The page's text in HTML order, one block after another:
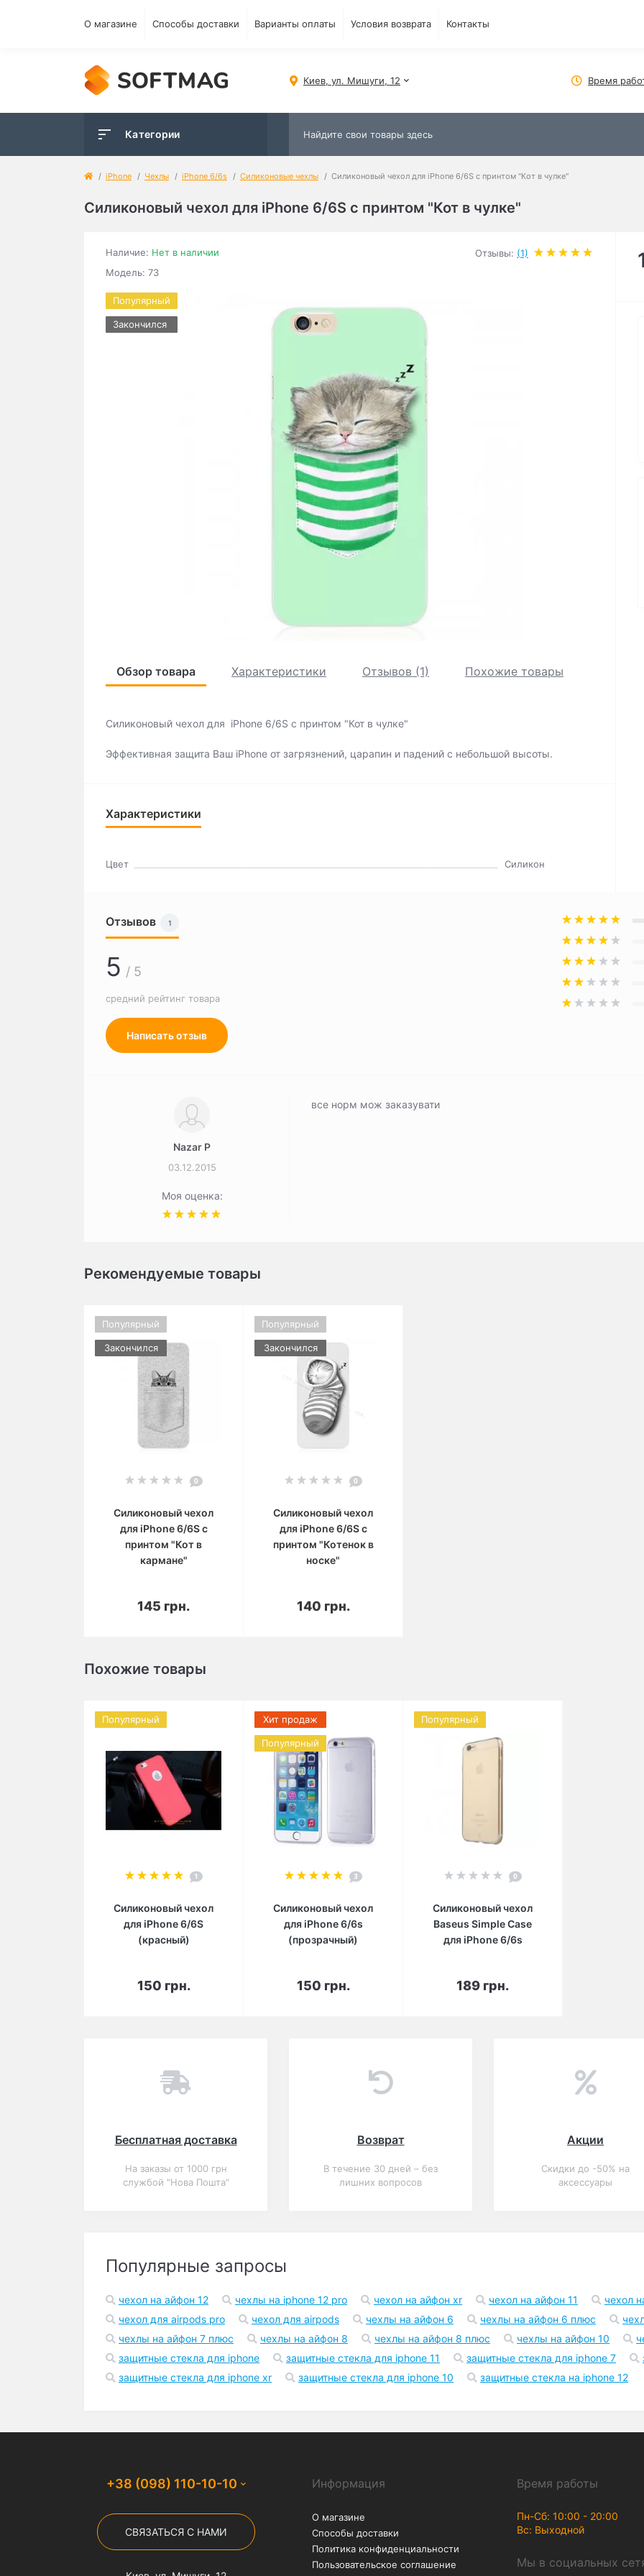
О магазине Способы доставки Варианты оплаты Условия возврата Контакты
Киев, ул. Мишуги, 12 Время
Категории
iPhone Чехлы iPhone 6/6s Силиконовые чехлы Силиконовый чехол для iPhone 6/6S с принтом "Кот в чулке"
Силиконовый чехол для iPhone 6/6S с принтом "Кот в чулке"
Наличие: Нет в наличии
Модель: 73
Отзывы: (1)
Популярный
Закончился
Обзор товара Характеристики Отзывов (1) Похожие товары
Силиконовый чехол для iPhone 6/6S с принтом "Кот в чулке"
Эффективная защита Ваш iPhone от загрязнений, царапин и падений с небольшой высоты.
Характеристики
Цвет Силикон
Отзывов 1
5 / 5
средний рейтинг товара
Написать отзыв
Nazar P
03.12.2015
Моя оценка:
все норм мож заказувати
Рекомендуемые товары
Популярный
Закончился
0
Силиконовый чехол
для iPhone 6/6S с
принтом "Кот в
кармане"
145 грн.
Популярный
Закончился
0
Силиконовый чехол
для iPhone 6/6S с
принтом "Котенок в
носке"
140 грн.
В корзину
Похожие товары
Популярный
1
Силиконовый чехол
для iPhone 6/6S
(красный)
150 грн.
В корзину
Хит продаж
Популярный
3
Силиконовый чехол
для iРhone 6/6s
(прозрачный)
150 грн.
В корзину
Популярный
0
Силиконовый чехол
Baseus Simple Case
для iPhone 6/6s
189 грн.
В корзину
Бесплатная доставка
На заказы от 1000 грн
службой "Нова Пошта"
Возврат
В течение 30 дней – без
лишних вопросов
Акции
Скидки до -50% на
аксессуары
Популярные запросы
чехол на айфон 12 чехлы на iphone 12 pro чехол на айфон xr чехол на айфон 11
чехол
чехол для airpods pro
чехол для airpods чехлы на айфон 6 чехлы на айфон 6 плюс
чехлы на айфон 7 плюс
чехлы на айфон 8 чехлы на айфон 8 плюс чехлы на айфон 10
защитные стекла для iphone
защитные стекла для iphone 11 защитные стекла для iphone 7
защитные стекла для iphone xr
защитные стекла для iphone 10 защитные стекла на iphone 12
+38 (098) 110-10-10
СВЯЗАТЬСЯ С НАМИ
Информация
О магазине
Способы доставки
Политика конфиденциальности
Пользовательское соглашение
Время работы
Пн-Сб: 10:00 - 20:00
Вс: Выходной
Мы в социальных